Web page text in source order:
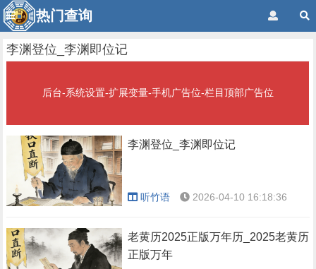
热门查询
李渊登位_李渊即位记
后台-系统设置-扩展变量-手机广告位-栏目顶部广告位
李渊登位_李渊即位记
听竹语 2026-04-10 16:18:36
老黄历2025正版万年历_2025老黄历
正版万年